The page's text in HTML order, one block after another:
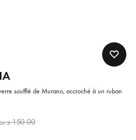
soufflé de Murano, accroché à un ruban
150.00